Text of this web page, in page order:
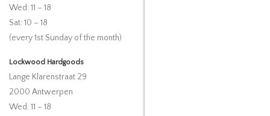
Wed: 11 – 18
Sat: 10 – 18
(every 1st Sunday of the month)
Lockwood Hardgoods
Lange Klarenstraat 29
2000 Antwerpen
Wed: 11 – 18